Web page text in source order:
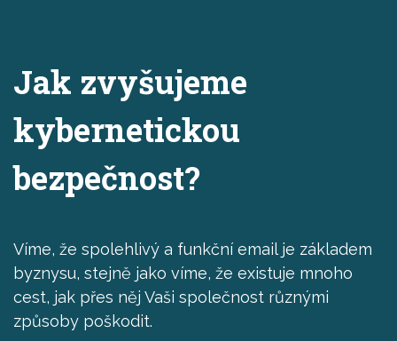
Jak zvyšujeme
kybernetickou
bezpečnost?
Víme, že spolehlivý a funkční email je základem
byznysu, stejně jako víme, že existuje mnoho
cest, jak přes něj Vaši společnost různými
způsoby poškodit.